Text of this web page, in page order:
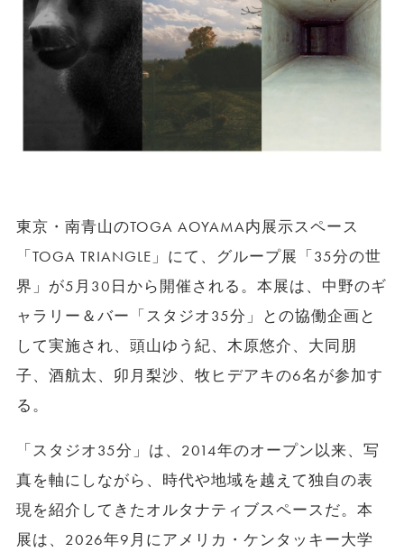
東京・南青山のTOGA AOYAMA内展示スペース
「TOGA TRIANGLE」にて、グループ展「35分の世
界」が5月30日から開催される。本展は、中野のギ
ャラリー＆バー「スタジオ35分」との協働企画と
して実施され、頭山ゆう紀、木原悠介、大同朋
子、酒航太、卯月梨沙、牧ヒデアキの6名が参加す
る。
「スタジオ35分」は、2014年のオープン以来、写
真を軸にしながら、時代や地域を越えて独自の表
現を紹介してきたオルタナティブスペースだ。本
展は、2026年9月にアメリカ・ケンタッキー大学